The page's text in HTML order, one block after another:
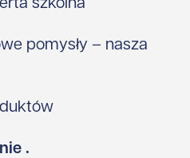
szkolna
pomysły – nasza
.